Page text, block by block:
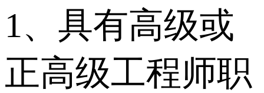
1、具有高级或
正高级工程师职